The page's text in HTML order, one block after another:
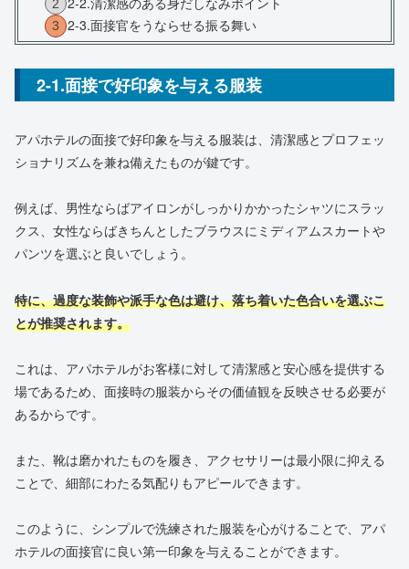
2-3.面接官をうならせる振る舞い
2-1.面接で好印象を与える服装
アパホテルの面接で好印象を与える服装は、清潔感とプロフェッ
ショナリズムを兼ね備えたものが鍵です。
例えば、男性ならばアイロンがしっかりかかったシャツにスラッ
クス、女性ならばきちんとしたブラウスにミディアムスカートや
パンツを選ぶと良いでしょう。
特に、過度な装飾や派手な色は避け、落ち着いた色合いを選ぶこ
とが推奨されます。
これは、アパホテルがお客様に対して清潔感と安心感を提供する
場であるため、面接時の服装からその価値観を反映させる必要が
あるからです。
また、靴は磨かれたものを履き、アクセサリーは最小限に抑える
ことで、細部にわたる気配りもアピールできます。
このように、シンプルで洗練された服装を心がけることで、アパ
ホテルの面接官に良い第一印象を与えることができます。